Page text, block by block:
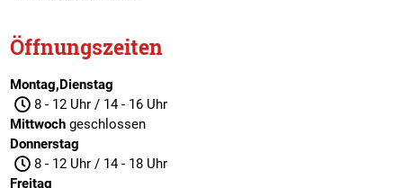
Öffnungszeiten
Montag,Dienstag
8 - 12 Uhr / 14 - 16 Uhr
Mittwochgeschlossen
Donnerstag
8 - 12 Uhr / 14 - 18 Uhr
Freitag